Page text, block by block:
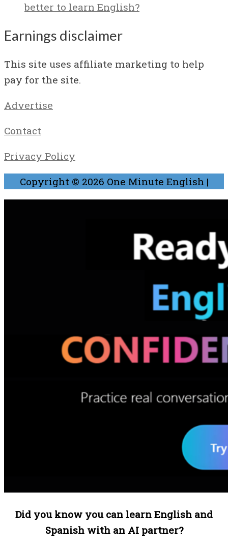
better to learn English?
Earnings disclaimer
This site uses affiliate marketing to help
pay for the site.
Advertise
Contact
Privacy Policy
Copyright © 2026 One Minute English |
Did you know you can learn English and
Spanish with an AI partner?